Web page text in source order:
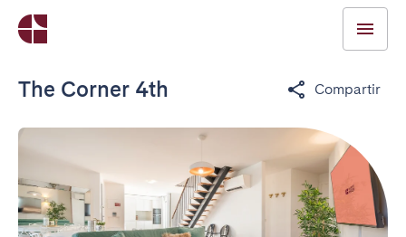
The Corner 4th Compartir